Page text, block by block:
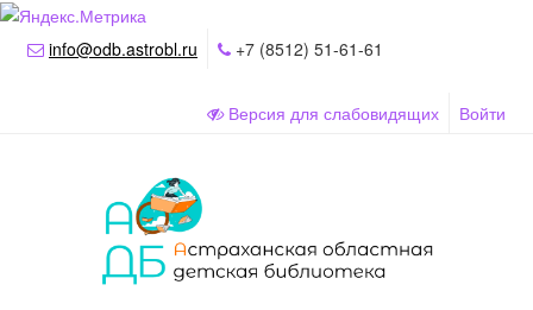
info@odb.astrobl.ru +7 (8512) 51-61-61
Версия для слабовидящих Войти